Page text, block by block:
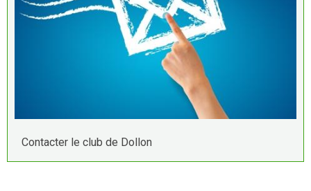
Contacter le club de Dollon